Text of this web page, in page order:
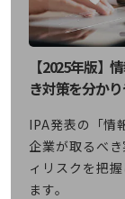
教育
モビリティ
製造・建設業
小売業
モバイルTOP
法人向けスマホ・携帯
【2025年版】
き対策を分か
IPA発表の「情
企業が取るべ
ィリスクを把
ます。